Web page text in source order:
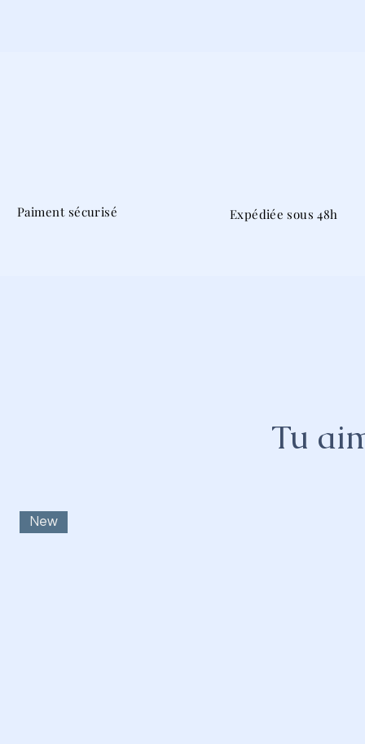
Tu
New
Paiment sécurisé Expédiée sous 48h